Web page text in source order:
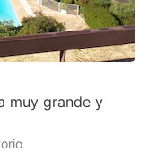
muy grande y